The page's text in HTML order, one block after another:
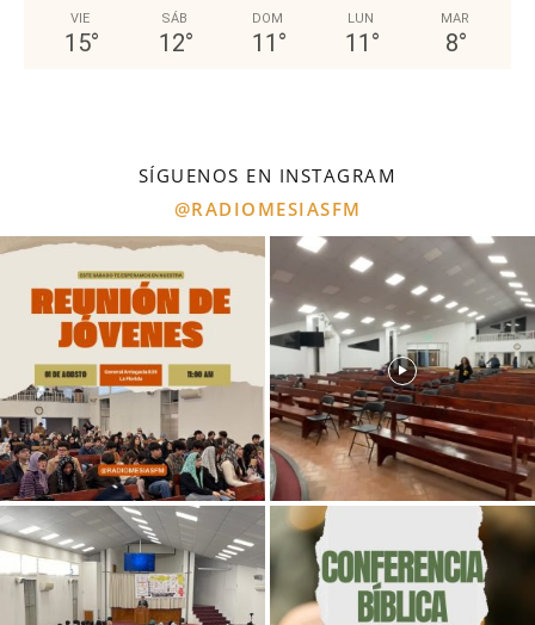
VIE
15°
SÁB
12°
DOM
11 °
LUN
11 °
MAR
8°
SÍGUENOS EN INSTAGRAM
@RADIOMESIASFM